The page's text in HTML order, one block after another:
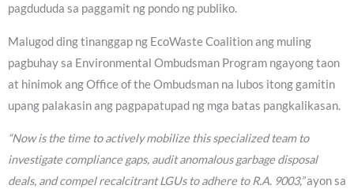
pagdududa sa paggamit ng pondo ng publiko.
Malugod ding tinanggap ng EcoWaste Coalition ang muling
pagbuhay sa Environmental Ombudsman Program ngayong taon
at hinimok ang Office of the Ombudsman na lubos itong gamitin
upang palakasin ang pagpapatupad ng mga batas pangkalikasan.
“Now is the time to actively mobilize this specialized team to
investigate compliance gaps, audit anomalous garbage disposal
deals, and compel recalcitrant LGUs to adhere to R.A. 9003,”ayon sa